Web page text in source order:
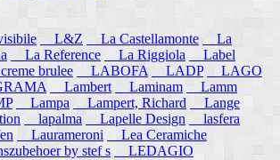
L&Z La Castellamonte
La
La Reference La Riggiola
Label
brulee
LABOFA LADP
LAGO
Lambert Laminam
Lamm
Lampa Lampert, Richard
Lange
lapalma Lapelle Design
lasfera
Laurameroni
Lea Ceramiche
by stef s
LEDAGIO